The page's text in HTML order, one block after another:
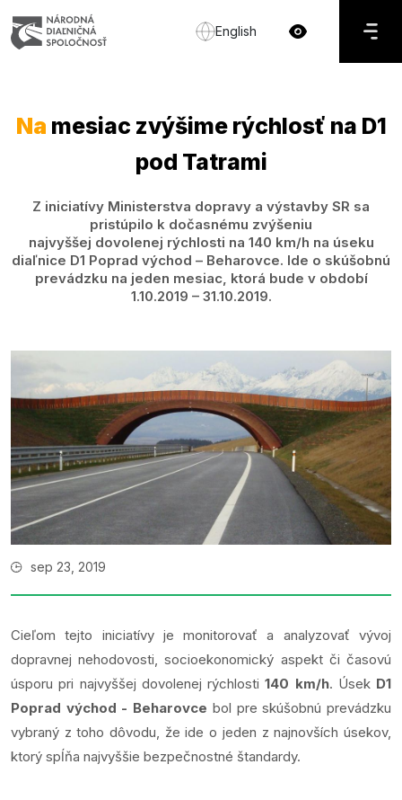
English
Na mesiac zvýšime rýchlosť na D1
pod Tatrami
Z iniciatívy Ministerstva dopravy a výstavby SR sa
pristúpilo k dočasnému zvýšeniu
najvyššej dovolenej rýchlosti na 140 km/h na úseku
diaľnice D1 Poprad východ – Beharovce. Ide o skúšobnú
prevádzku na jeden mesiac, ktorá bude v období
1.10.2019 – 31.10.2019.
sep 23, 2019
Cieľom tejto iniciatívy je monitorovať a analyzovať vývoj
dopravnej nehodovosti, socioekonomický aspekt či časovú
úsporu pri najvyššej dovolenej rýchlosti140 km/h. Úsek D1
Poprad východ - Beharovce bol pre skúšobnú prevádzku
vybraný z toho dôvodu, že ide o jeden z najnovších úsekov,
ktorý spĺňa najvyššie bezpečnostné štandardy.